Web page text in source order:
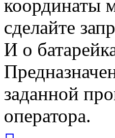
координаты
сделайте
И о
заданной
оператора.